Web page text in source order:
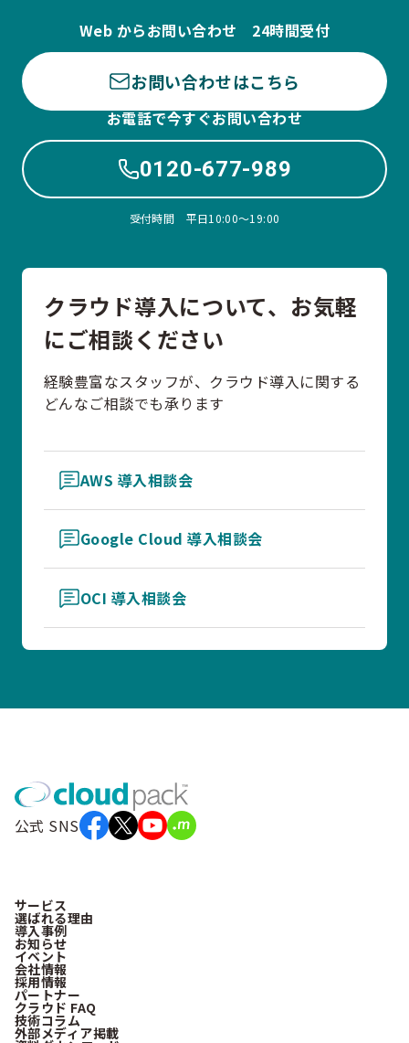
Web からお問い合わせ 24時間受付
お問い合わせはこちら
お電話で今すぐお問い合わせ
0120-677-989
受付時間 平日10:00〜19:00
クラウド導入について、お気軽
にご相談ください
経験豊富なスタッフが、クラウド導入に関する
どんなご相談でも承ります
AWS 導入相談会
Google Cloud 導入相談会
OCI 導入相談会
公式 SNS
サービス
選ばれる理由
導入事例
お知らせ
イベント
会社情報
採用情報
パートナー
クラウド FAQ
技術コラム
外部メディア掲載